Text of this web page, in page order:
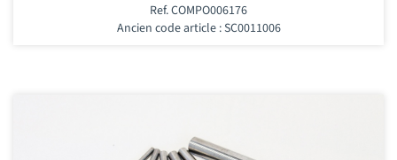
Ref. COMPO006176
Ancien code article : SC0011006